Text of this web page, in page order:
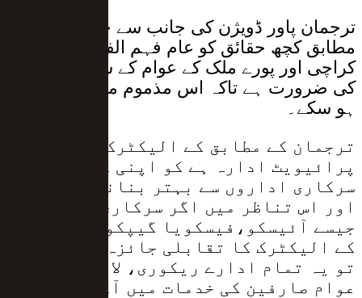
ترجمان پاور ڈویژن کی جانب سے جاری بیان کے
مطابق کچھ حقائق کو عام فہم الفاظ میں
کراچی اور پورے ملک کے عوام کے سامنے رکھنے
کی ضرورت ہے تاکہ اس مذموم مہم کا تدارک
ہو سکے۔
ترجمان کے مطابق کے الیکٹرک جو کہ ایک
پرائیویٹ ادارہ ہے کو اپنی کارکر دگی
سرکاری اداروں سے بہتر بنانی چاہیے
اور اس تناظر میں اگر سرکاری ادارے
جیسے آئیسکو،فیسکویا گیپکو کے ساتھ
کے الیکٹرک کا تقابلی جائزہ کیا جائے
تو یہ تمام ادارے ریکوری، لائن لاسز اور
عوام صارفین کی خدمات میں آگے ہیں۔